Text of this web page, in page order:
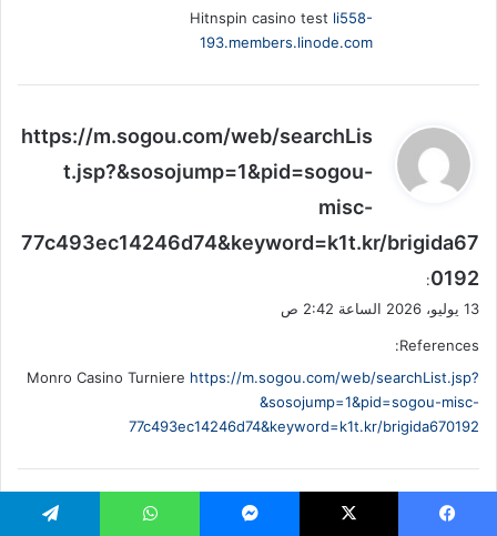
Hitnspin casino test li558-
193.members.linode.com
ي
ل
https://m.sogou.com/web/searchLis
t.jsp?&sosojump=1&pid=sogou-
misc-
77c493ec14246d74&keyword=k1t.kr/brigida67
0192
:
13 يوليو، 2026 الساعة 2:42 ص
References:
Monro Casino Turniere https://m.sogou.com/web/searchList.jsp?
&sosojump=1&pid=sogou-misc-
77c493ec14246d74&keyword=k1t.kr/brigida670192
http://notable.math.ucdavis.edu